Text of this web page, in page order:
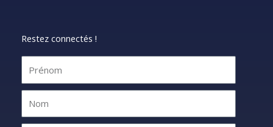
Restez connectés !